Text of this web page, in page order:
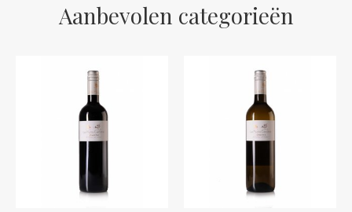
Aanbevolen categorieën